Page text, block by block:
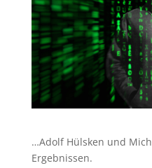
…Adolf Hülsken und
Ergebnissen.